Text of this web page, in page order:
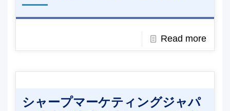
Read more
シャープマーケティングジャパ